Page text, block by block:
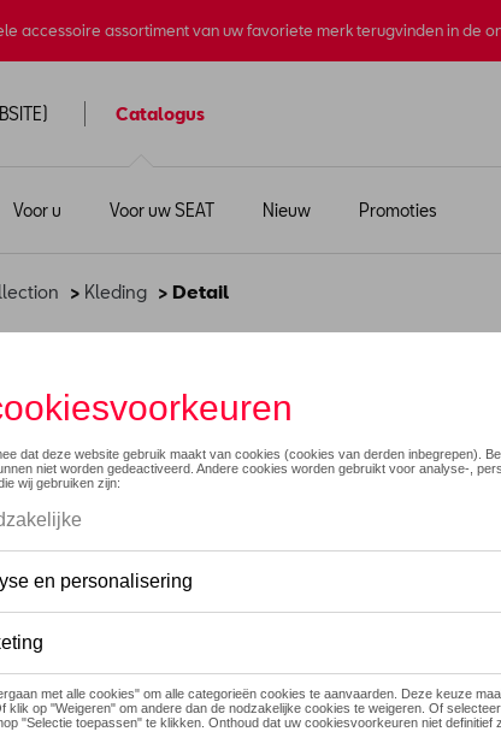
accessoire assortiment van uw favoriete merk terugvinden in de
Catalogus
Voor u Voor uw SEAT Nieuw Promoties
> Kleding > Detail
unisex, groen -
Dit